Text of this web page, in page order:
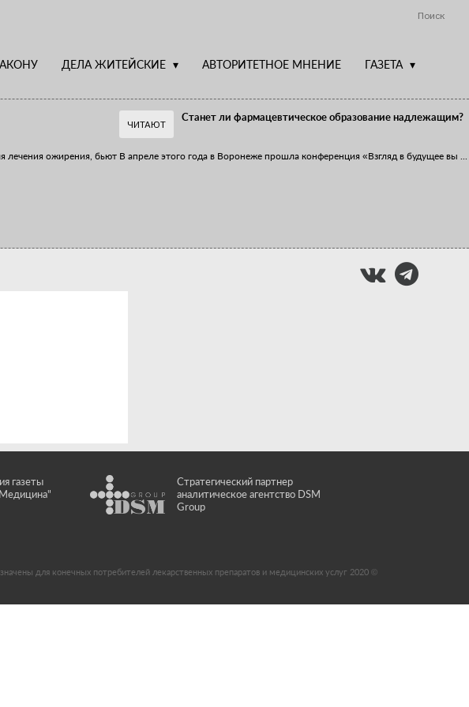
Поиск
ДЕЛА ЖИТЕЙСКИЕ АВТОРИТЕТНОЕ МНЕНИЕ ГАЗЕТА
лечения ожирения, бьют
ЧИТАЮТ
Станет ли фармацевтическое образование надлежащим?
В апреле этого года в Воронеже прошла конференция «Взгляд в будущее вы
газеты
Стратегический партнер
аналитическое агентство DSM
Group
для конечных потребителей лекарственных препаратов и медицинских услуг 2020 ©